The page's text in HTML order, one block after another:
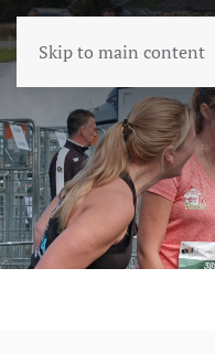
Skip to main content